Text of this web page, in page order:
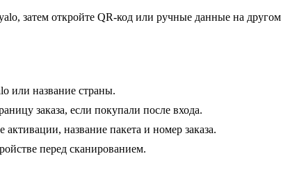
затем откройте QR-код или ручные данные на
или название страны.
заказа, если покупали после входа.
название пакета и номер заказа.
перед сканированием.